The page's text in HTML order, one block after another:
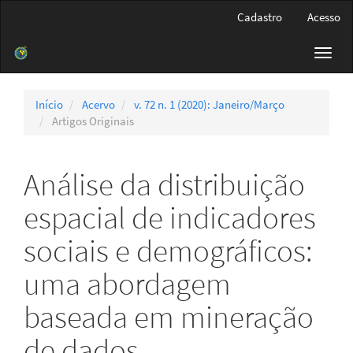
Barra
Cadastro Acesso
Início Acervo
v. 72 n. 1 (2020): Janeiro/Março
Artigos Originais
Análise da distribuição
espacial de indicadores
sociais e demográficos:
uma abordagem
baseada em mineração